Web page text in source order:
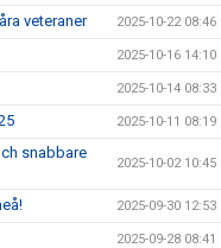
veteraner 2025-10-22 08:46
2025-10-16 14:10
2025-10-14 08:33
2025-10-11 08:19
snabbare
2025-10-02 10:45
2025-09-30 12:53
2025-09-28 08:41